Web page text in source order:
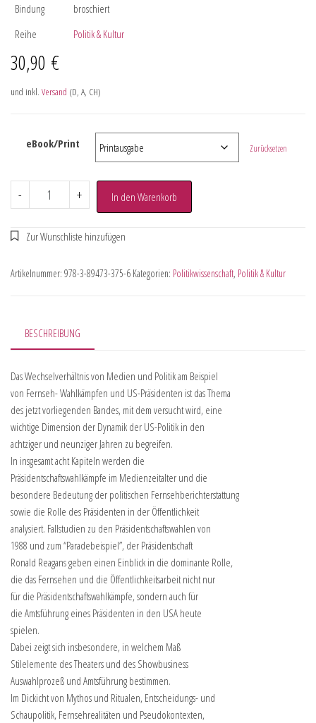
Bindung
broschiert
Reihe
Politik & Kultur
30,90 €
und inkl. Versand (D, A, CH)
eBook/Print Zurücksetzen
- + In den Warenkorb
Artikelnummer: 978-3-89473-375-6 Kategorien: Politikwissenschaft, Politik & Kultur
BESCHREIBUNG
Das Wechselverhältnis von Medien und Politik am Beispiel
von Fernseh- Wahlkämpfen und US-Präsidenten ist das Thema
des jetzt vorliegenden Bandes, mit dem versucht wird, eine
wichtige Dimension der Dynamik der US-Politik in den
achtziger und neunziger Jahren zu begreifen.
In insgesamt acht Kapiteln werden die
Präsidentschaftswahlkämpfe im Medienzeitalter und die
besondere Bedeutung der politischen Fernsehberichterstattung
sowie die Rolle des Präsidenten in der Öffentlichkeit
analysiert. Fallstudien zu den Präsidentschaftswahlen von
1988 und zum “Paradebeispiel”, der Präsidentschaft
Ronald Reagans geben einen Einblick in die dominante Rolle,
die das Fernsehen und die Öffentlichkeitsarbeit nicht nur
für die Präsidentschaftswahlkämpfe, sondern auch für
die Amtsführung eines Präsidenten in den USA heute
spielen.
Dabei zeigt sich insbesondere, in welchem Maß
Stilelemente des Theaters und des Showbusiness
Auswahlprozeß und Amtsführung bestimmen.
Im Dickicht von Mythos und Ritualen, Entscheidungs- und
Schaupolitik, Fernsehrealitäten und Pseudokontexten,